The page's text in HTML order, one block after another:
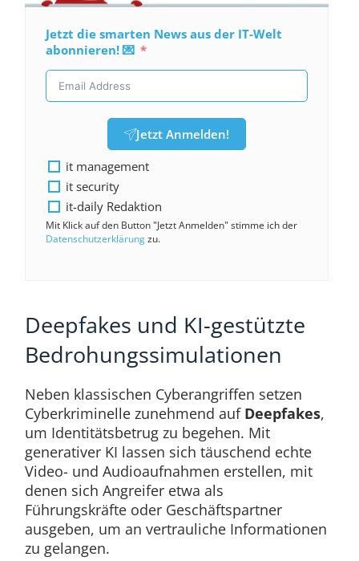
Jetzt die smarten News aus der IT-Welt
abonnieren! 💌
Jetzt Anmelden!
it management
it security
it-daily Redaktion
Mit Klick auf den Button "Jetzt Anmelden" stimme ich der
Datenschutzerklärungzu.
Deepfakes und KI-gestützte
Bedrohungssimulationen
Neben klassischen Cyberangriffen setzen
Cyberkriminelle zunehmend auf Deepfakes,
um Identitätsbetrug zu begehen. Mit
generativer KI lassen sich täuschend echte
Video- und Audioaufnahmen erstellen, mit
denen sich Angreifer etwa als
Führungskräfte oder Geschäftspartner
ausgeben, um an vertrauliche Informationen
zu gelangen.